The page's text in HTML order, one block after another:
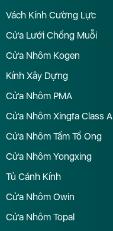
Vách Kính Cường Lực
Cửa Lưới Chống Muỗi
Cửa Nhôm Kogen
Kính Xây Dựng
Cửa Nhôm PMA
Cửa Nhôm Xingfa Class A
Cửa Nhôm Tấm Tổ Ong
Cửa Nhôm Yongxing
Tủ Cánh Kính
Cửa Nhôm Owin
Cửa Nhôm Topal